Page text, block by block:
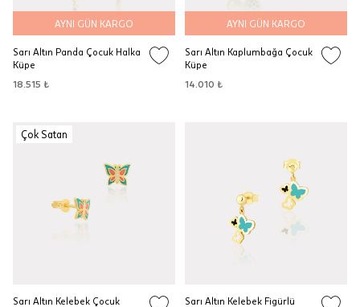
AYNI GÜN KARGO
Sarı Altın Panda Çocuk Halka
Küpe
18.515 ₺
AYNI GÜN KARGO
Sarı Altın Kaplumbağa Çocuk
Küpe
14.010 ₺
Çok Satan
Sarı Altın Kelebek Çocuk
Sarı Altın Kelebek Figürlü